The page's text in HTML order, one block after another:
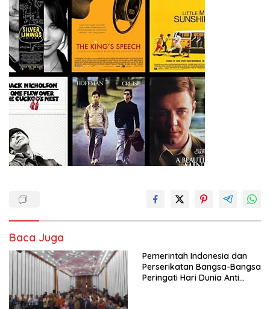
Baca Juga
Pemerintah Indonesia dan
Perserikatan Bangsa-Bangsa
Peringati Hari Dunia Anti